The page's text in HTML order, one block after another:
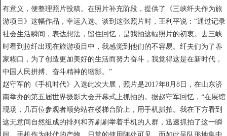
有意义，便整理照片投稿。在照片补充阶段，提供了《三峡纤夫作为旅
游项目》这幅作品，幸运入选。谈到这张照片时，王利平说：“通过记录
社会生活瞬间，表达想法，留住回忆，是我拍这幅照片的初衷。去三峡
时看到拉纤出现在旅游项目中，我感觉到他们的不容易。纤夫们为了养
家糊口，为了创造更加美好的生活而努力奋斗，我觉得这是在新时代，
中国人民拼搏、奋斗精神的缩影。”
赵守军的《手机时代》入选此次大展，照片是2017年8月8日，在山东济
南举办的第五届世界摄影大会开幕式上抓拍的。据赵守军回忆，“在展馆
现场，几百位参观者顺势站在楼梯台阶上，用手机抓拍。我在下方看到
这无意间自然组成的排列和齐刷刷举着手机的人群，迅速抓拍了这一瞬